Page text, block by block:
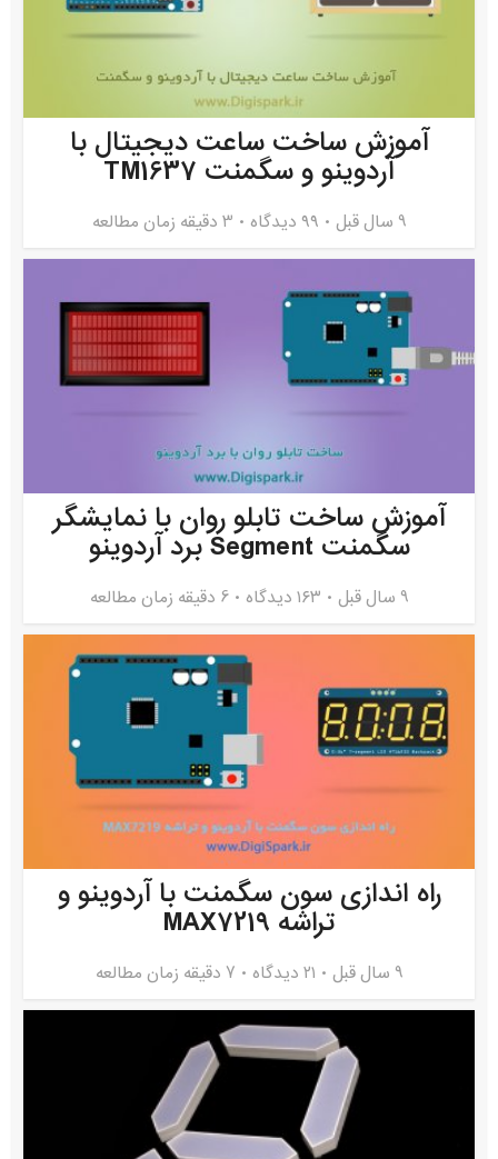
آموزش ساخت ساعت دیجیتال با
آردوینو و سگمنت TM1637
9 سال قبل ۹۹ دیدگاه 3 دقیقه زمان مطالعه
آموزش ساخت تابلو روان با نمایشگر
سگمنت Segment برد آردوینو
9 سال قبل ۱۶۳ دیدگاه 6 دقیقه زمان مطالعه
راه اندازی سون سگمنت با آردوینو و
تراشه MAX7219
9 سال قبل ۲۱ دیدگاه 7 دقیقه زمان مطالعه